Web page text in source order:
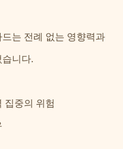
는 전례 없는 영향력과
니다.
집중의 위험